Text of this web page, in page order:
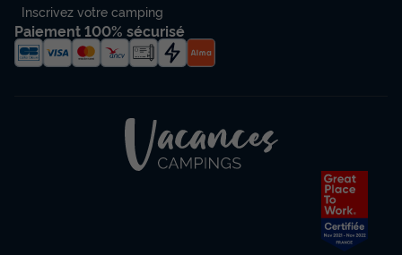
Inscrivez votre camping
Paiement 100% sécurisé